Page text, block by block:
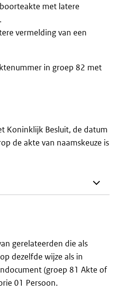
met latere
vermelding van een
in groep 82 met
Koninklijk Besluit, de datum
de akte van naamskeuze is
gerelateerden die als
dezelfde wijze als in
(groep 81 Akte of
01 Persoon.